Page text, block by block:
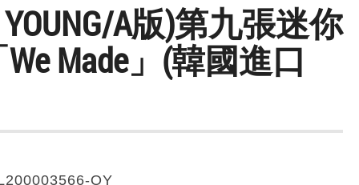
YOUNG/A版)第九張迷你
Made」(韓國進口
OY